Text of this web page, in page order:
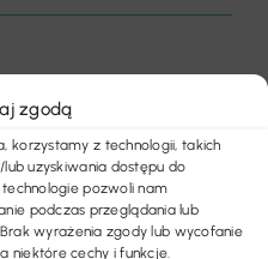
zgodą
korzystamy z technologii, takich
uzyskiwania dostępu do
pozwoli nam
podczas przeglądania lub
wyrażenia zgody lub wycofanie
niektóre cechy i funkcje.